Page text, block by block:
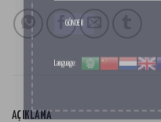
AÇIKLAMA